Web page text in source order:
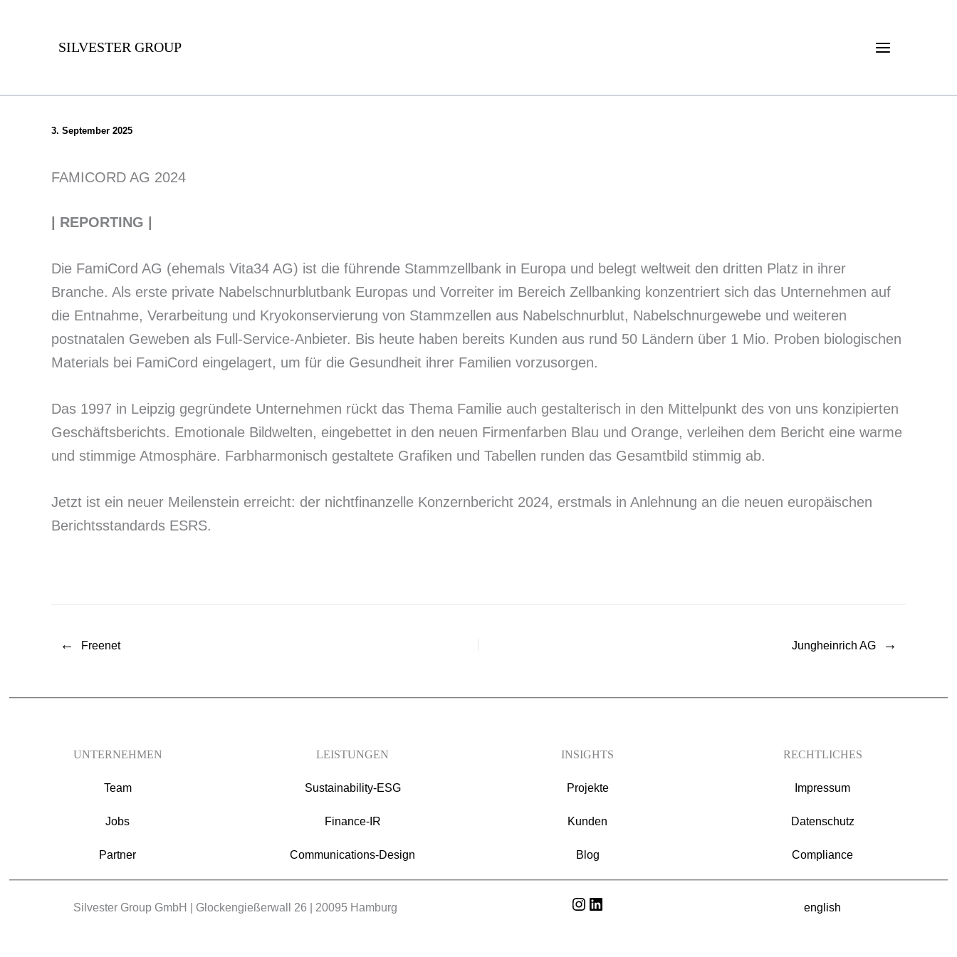
SILVESTER GROUP
3. September 2025
FAMICORD AG 2024
| REPORTING |
Die FamiCord AG (ehemals Vita34 AG) ist die führende Stammzellbank in Europa und belegt weltweit den dritten Platz in ihrer
Branche. Als erste private Nabelschnurblutbank Europas und Vorreiter im Bereich Zellbanking konzentriert sich das Unternehmen auf
die Entnahme, Verarbeitung und Kryokonservierung von Stammzellen aus Nabelschnurblut, Nabelschnurgewebe und weiteren
postnatalen Geweben als Full-Service-Anbieter. Bis heute haben bereits Kunden aus rund 50 Ländern über 1 Mio. Proben biologischen
Materials bei FamiCord eingelagert, um für die Gesundheit ihrer Familien vorzusorgen.
Das 1997 in Leipzig gegründete Unternehmen rückt das Thema Familie auch gestalterisch in den Mittelpunkt des von uns konzipierten
Geschäftsberichts. Emotionale Bildwelten, eingebettet in den neuen Firmenfarben Blau und Orange, verleihen dem Bericht eine warme
und stimmige Atmosphäre. Farbharmonisch gestaltete Grafiken und Tabellen runden das Gesamtbild stimmig ab.
Jetzt ist ein neuer Meilenstein erreicht: der nichtfinanzelle Konzernbericht 2024, erstmals in Anlehnung an die neuen europäischen
Berichtsstandards ESRS.
← Freenet Jungheinrich AG →
UNTERNEHMEN
Team
Jobs
Partner
LEISTUNGEN
Sustainability-ESG
Finance-IR
Communications-Design
INSIGHTS
Projekte
Kunden
Blog
RECHTLICHES
Impressum
Datenschutz
Compliance
Silvester Group GmbH | Glockengießerwall 26 | 20095 Hamburg Instagram LinkedIn english